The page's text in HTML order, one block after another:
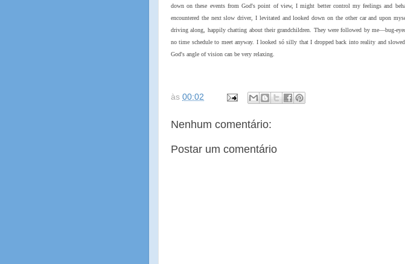
down on these events from God's point of view, I might better control my feelings and
encountered the next slow driver, I levitated and looked down on the other car and upon
driving along, happily chatting about their grandchildren. They were followed by me—bug-
no time schedule to meet anyway. I looked só silly that I dropped back into reality and
God's angle of vision can be very relaxing.
às 00:02
Nenhum comentário:
Postar um comentário